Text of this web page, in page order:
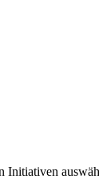
Initiativen